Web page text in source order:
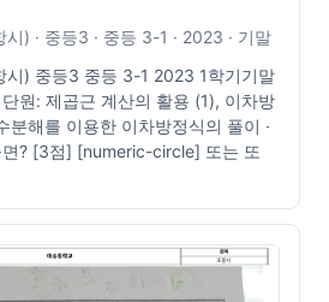
) · 중등3 · 중등 3-1 · 2023 · 기말
시) 중등3 중등 3-1 2023 1학기기말
원: 제곱근 계산의 활용 (1), 이차방
분해를 이용한 이차방정식의 풀이 ·
면? [3점] [numeric-circle] 또는 또